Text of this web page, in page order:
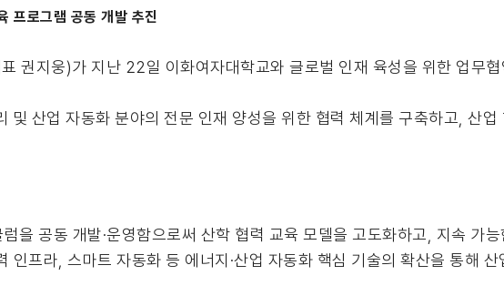
프로그램 공동 개발 추진
권지웅)가 지난 22일 이화여자대학교와 글로벌 인재 육성을 위한 업무
및 산업 자동화 분야의 전문 인재 양성을 위한 협력 체계를 구축하고, 산
을 공동 개발·운영함으로써 산학 협력 교육 모델을 고도화하고, 지속 가
인프라, 스마트 자동화 등 에너지·산업 자동화 핵심 기술의 확산을 통해